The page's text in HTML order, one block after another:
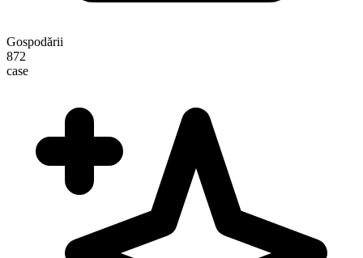
Gospodării
872
case